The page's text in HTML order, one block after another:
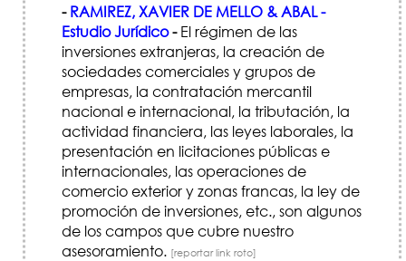
- RAMIREZ, XAVIER DE MELLO & ABAL -
Estudio Jurídico-El régimen de las
inversiones extranjeras, la creación de
sociedades comerciales y grupos de
empresas, la contratación mercantil
nacional e internacional, la tributación, la
actividad financiera, las leyes laborales, la
presentación en licitaciones públicas e
internacionales, las operaciones de
comercio exterior y zonas francas, la ley de
promoción de inversiones, etc., son algunos
de los campos que cubre nuestro
asesoramiento. [reportar link roto]